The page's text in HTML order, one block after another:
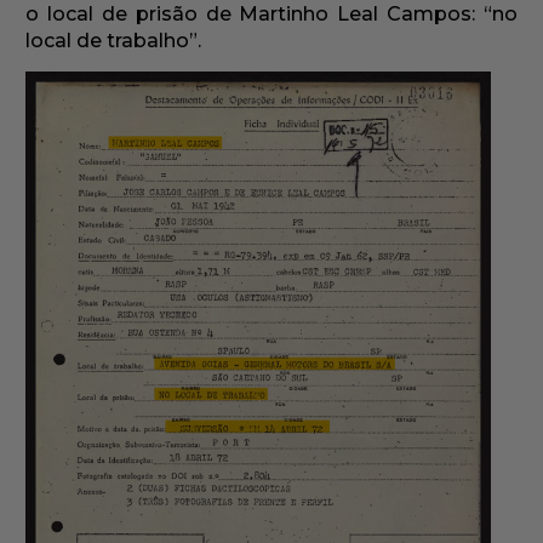
o local de prisão de Martinho Leal Campos: “no
local de trabalho”.